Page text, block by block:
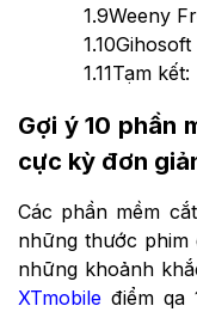
1.9Weeny
1.10Gihosoft
1.11Tạm kết:
Gợi ý 10 phần
cực kỳ đơn
Các phần mềm
những thước phim
những khoảnh
XTmobile điểm qa